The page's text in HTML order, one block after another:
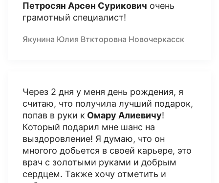
Петросян Арсен Сурикович очень
грамотный специалист!
Якунина Юлия Вткторовна Новочеркасск
Через 2 дня у меня день рождения, я
считаю, что получила лучший подарок,
попав в руки к Омару Алиевичу!
Который подарил мне шанс на
выздоровление! Я думаю, что он
многого добьется в своей карьере, это
врач с золотыми руками и добрым
сердцем. Также хочу отметить и